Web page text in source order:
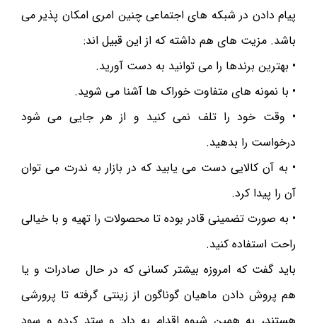
پیام دادن در شبکه های اجتماعی چنین امری امکان پذیر می
باشد. مزیت های هم داشته که از این قبیل اند:
• بهترین برندها را می توانید به دست آورید.
• با نمونه های متفاوت خوراک ها آشنا می شوید.
• وقت خود را تلف نمی کنید و از هر جایی می شود
درخواست را بدهید.
• به آن کالایی دست می یابید که در بازار به ندرت می توان
آن را پیدا کرد.
• به صورت تضمینی قادر بوده تا محصولات را تهیه و با خیالی
راحت استفاده کنید.
باید گفت که امروزه بیشتر کسانی که در حال صادرات و یا
هم پروش دادن ماهیان گوناگون از زینتی گرفته تا پرورشی